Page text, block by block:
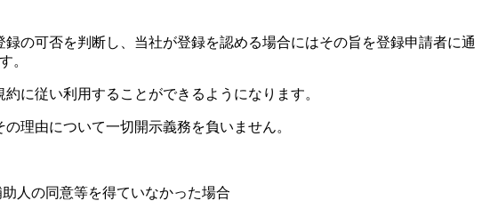
の可否を判断し、当社が登録を認める場合にはその旨を登録申請者に通
。
に従い利用することができるようになります。
理由について一切開示義務を負いません。
人の同意等を得ていなかった場合